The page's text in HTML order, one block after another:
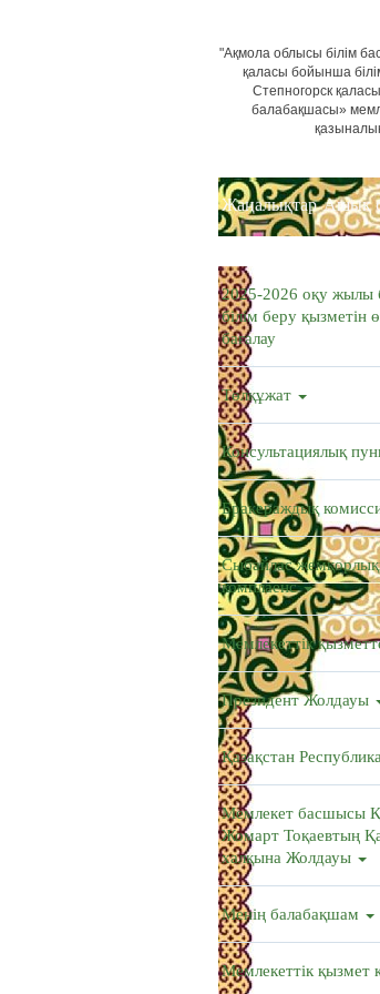
"Ақмола облысы білім
қаласы бойынша
Степногорск
балабақшасы»
Жаңалықтар Ашық
2025-2026 оқу жылы
білім беру қызметін
бағалау
Төлқұжат
Консультациялық
Бракераждық
Сыбайлас
комплаенс
Мемлекеттік
Президент Жолдауы
Қазақстан
Мемлекет басшысы
Жомарт Тоқаевтың
халқына Жолдауы
Менің балабақшам
Мемлекеттік қызмет